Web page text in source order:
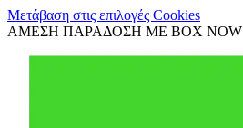
Μετάβαση στις επιλογές Cookies
ΑΜΕΣΗ ΠΑΡΑΔΟΣΗ ΜΕ BOX NOW